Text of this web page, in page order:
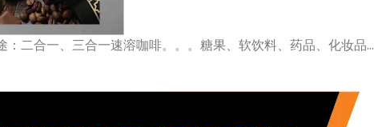
二合一、三合一速溶咖啡。。。糖果、软饮料、药品、化妆品...